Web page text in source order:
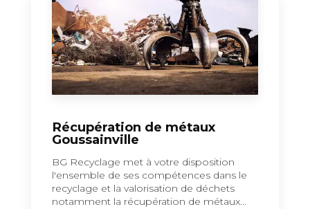
Récupération de métaux
Goussainville
BG Recyclage met à votre disposition
l'ensemble de ses compétences dans le
recyclage et la valorisation de déchets
notamment la récupération de métaux...